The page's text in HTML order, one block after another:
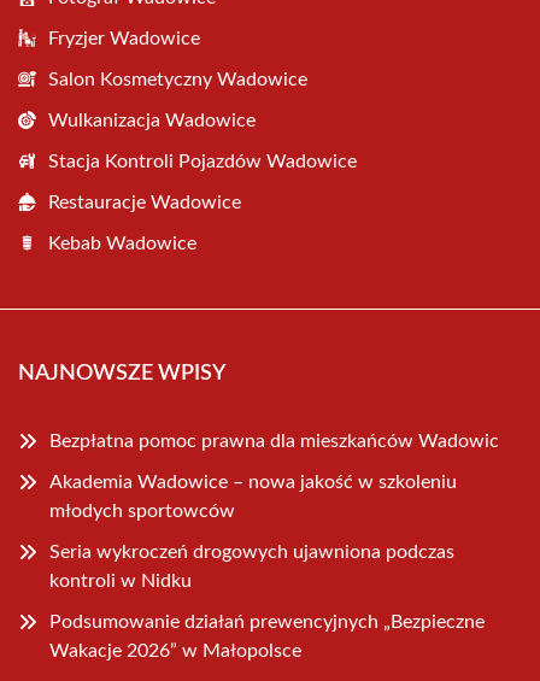
Fryzjer Wadowice
Salon Kosmetyczny Wadowice
Wulkanizacja Wadowice
Stacja Kontroli Pojazdów Wadowice
Restauracje Wadowice
Kebab Wadowice
NAJNOWSZE WPISY
Bezpłatna pomoc prawna dla mieszkańców Wadowic
Akademia Wadowice – nowa jakość w szkoleniu
młodych sportowców
Seria wykroczeń drogowych ujawniona podczas
kontroli w Nidku
Podsumowanie działań prewencyjnych „Bezpieczne
Wakacje 2026” w Małopolsce